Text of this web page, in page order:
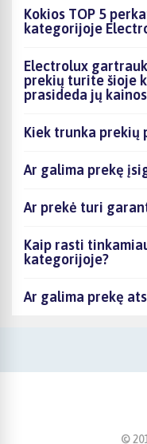
Kokios TOP 5
kategorijoje
Electrolux
prekių turite šioje
prasideda jų
Kiek trunka prekių
Ar galima prekę
Ar prekė turi
Kaip rasti
kategorijoje?
Ar galima prekę
©